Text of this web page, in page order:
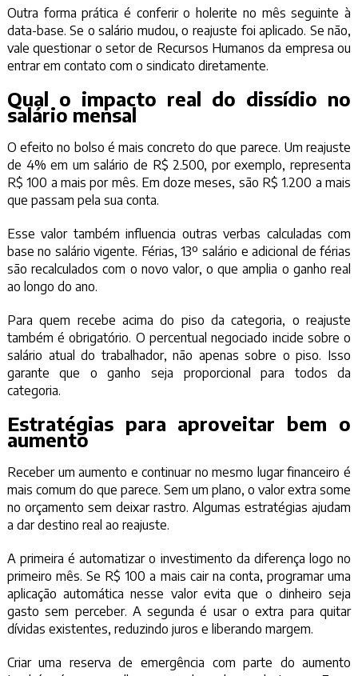
Outra forma prática é conferir o holerite no mês seguinte à
data-base. Se o salário mudou, o reajuste foi aplicado. Se não,
vale questionar o setor de Recursos Humanos da empresa ou
entrar em contato com o sindicato diretamente.
Qual o impacto real do dissídio no
salário mensal
O efeito no bolso é mais concreto do que parece. Um reajuste
de 4% em um salário de R$ 2.500, por exemplo, representa
R$ 100 a mais por mês. Em doze meses, são R$ 1.200 a mais
que passam pela sua conta.
Esse valor também influencia outras verbas calculadas com
base no salário vigente. Férias, 13º salário e adicional de férias
são recalculados com o novo valor, o que amplia o ganho real
ao longo do ano.
Para quem recebe acima do piso da categoria, o reajuste
também é obrigatório. O percentual negociado incide sobre o
salário atual do trabalhador, não apenas sobre o piso. Isso
garante que o ganho seja proporcional para todos da
categoria.
Estratégias para aproveitar bem o
aumento
Receber um aumento e continuar no mesmo lugar financeiro é
mais comum do que parece. Sem um plano, o valor extra some
no orçamento sem deixar rastro. Algumas estratégias ajudam
a dar destino real ao reajuste.
A primeira é automatizar o investimento da diferença logo no
primeiro mês. Se R$ 100 a mais cair na conta, programar uma
aplicação automática nesse valor evita que o dinheiro seja
gasto sem perceber. A segunda é usar o extra para quitar
dívidas existentes, reduzindo juros e liberando margem.
Criar uma reserva de emergência com parte do aumento